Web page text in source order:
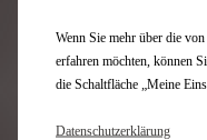
und anderen
Gewichtete Werte
Stromverbrauch von
Wenn Sie mehr über die
erfahren möchten, können
die Schaltfläche „Meine
Datenschutzerklärung